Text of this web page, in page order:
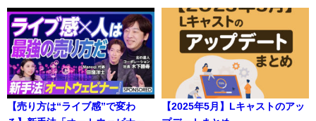
【売り方は“ライブ感”で変わ
【2025年5月】Lキャストのアッ